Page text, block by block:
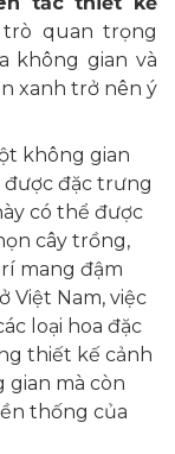
quan trọng
không gian và
xanh trở nên ý
không gian
được đặc trưng
có thể được
cây trồng,
mang đậm
Việt Nam, việc
loại hoa đặc
thiết kế cảnh
mà còn
thống của